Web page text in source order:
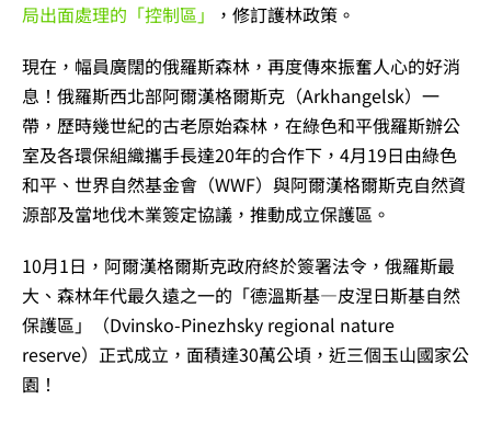
局出面處理的「控制區」
，修訂護林政策。
現在，幅員廣闊的俄羅斯森林，再度傳來振奮人心的好消
息！ 俄羅斯西北部阿爾漢格爾斯克（Arkhangelsk）一
帶， 歷時幾世紀的古老原始森林，在綠色和平俄羅斯辦公
室及各環保組織攜手長達20年的合作下，4月19日由綠色
和平、世界自然基金會（WWF）與阿爾漢格爾斯克自然資
源部及當地伐木業簽定協議，推動成立保護區。
10月1日，阿爾漢格爾斯克政府終於簽署法令，俄羅斯最
大、森林年代最久遠之一的「德溫斯基—皮涅日斯基自然
保護區」（Dvinsko-Pinezhsky regional nature
reserve）正式成立，面積達30萬公頃，近三個玉山國家公
園！